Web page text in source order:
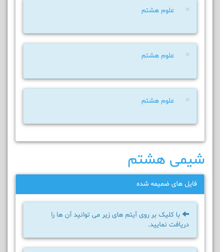
× علوم هشتم
× علوم هشتم
× علوم هشتم
شیمی هشتم
فایل های ضمیمه شده
با کلیک بر روی آیتم های زیر می توانید آن ها را
دریافت نمایید.